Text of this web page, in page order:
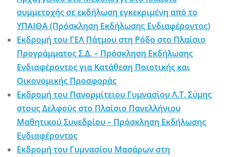
συμμετοχής σε εκδήλωση εγκεκριμένη από το
ΥΠΑΙΘΑ (Πρόσκληση Εκδήλωσης Ενδιαφέροντος)
Εκδρομή του ΓΕΛ Πάτμου στη Ρόδο στο Πλαίσιο
Προγράμματος Σ.Δ. – Πρόσκληση Εκδήλωσης
Ενδιαφέροντος για Κατάθεση Ποιοτικής και
Οικονομικής Προσφοράς
Εκδρομή του Πανορμίτειου Γυμνασίου Λ.Τ. Σύμης
στους Δελφούς στο Πλαίσιο Πανελλήνιου
Μαθητικού Συνεδρίου – Πρόσκληση Εκδήλωσης
Ενδιαφέροντος
Εκδρομή του Γυμνασίου Μασάρων στη